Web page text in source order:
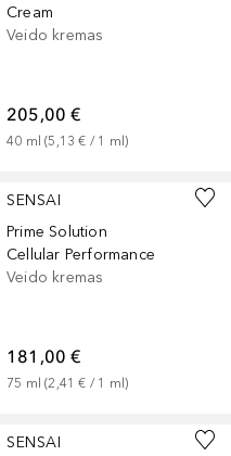
Cream
Veido kremas
205,00 €
40 ml (5,13 € / 1 ml)
SENSAI
Prime Solution
Cellular Performance
Veido kremas
181,00 €
75 ml (2,41 € / 1 ml)
SENSAI